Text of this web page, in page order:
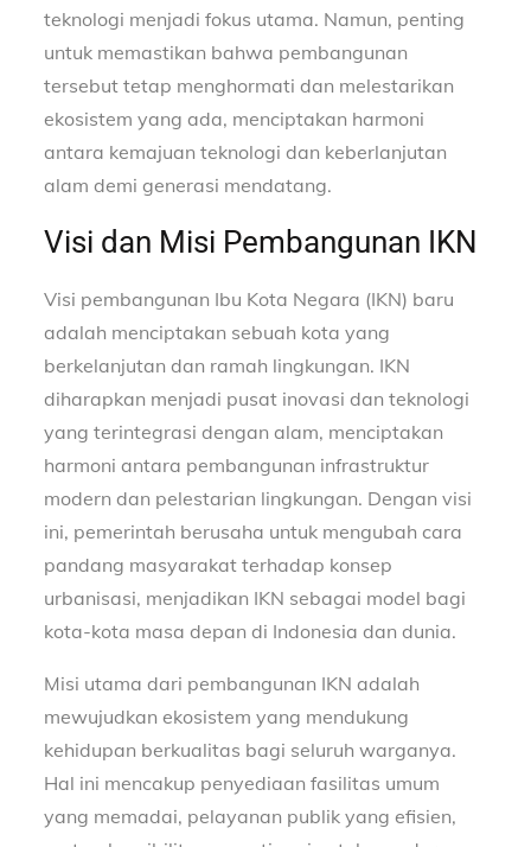
teknologi menjadi fokus utama. Namun, penting
untuk memastikan bahwa pembangunan
tersebut tetap menghormati dan melestarikan
ekosistem yang ada, menciptakan harmoni
antara kemajuan teknologi dan keberlanjutan
alam demi generasi mendatang.
Visi dan Misi Pembangunan IKN
Visi pembangunan Ibu Kota Negara (IKN) baru
adalah menciptakan sebuah kota yang
berkelanjutan dan ramah lingkungan. IKN
diharapkan menjadi pusat inovasi dan teknologi
yang terintegrasi dengan alam, menciptakan
harmoni antara pembangunan infrastruktur
modern dan pelestarian lingkungan. Dengan visi
ini, pemerintah berusaha untuk mengubah cara
pandang masyarakat terhadap konsep
urbanisasi, menjadikan IKN sebagai model bagi
kota-kota masa depan di Indonesia dan dunia.
Misi utama dari pembangunan IKN adalah
mewujudkan ekosistem yang mendukung
kehidupan berkualitas bagi seluruh warganya.
Hal ini mencakup penyediaan fasilitas umum
yang memadai, pelayanan publik yang efisien,